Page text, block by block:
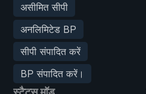
असीमित सीपी
अनलिमिटेड BP
सीपी संपादित करें
BP संपादित करें।